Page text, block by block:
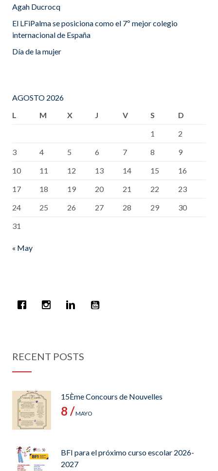
Agah Ducrocq
El LFiPalma se posiciona como el 7º mejor colegio
internacional de España
Día de la mujer
AGOSTO 2026
L
M X J V S
D
1
2
3
4 5 6 7 8
9
10
11 12 13 14 15
16
17
18 19 20 21 22
23
24
25 26 27 28 29
30
31
« May
RECENT POSTS
15Ème Concours de Nouvelles
8 /MAYO
BFI para el próximo curso escolar 2026-
2027